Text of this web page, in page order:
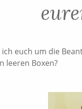
euch um die
leeren Boxen?